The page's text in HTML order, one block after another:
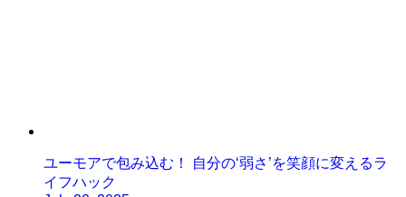
ユーモアで包み込む！ 自分の‘弱さ’を笑顔に変えるラ
イフハック